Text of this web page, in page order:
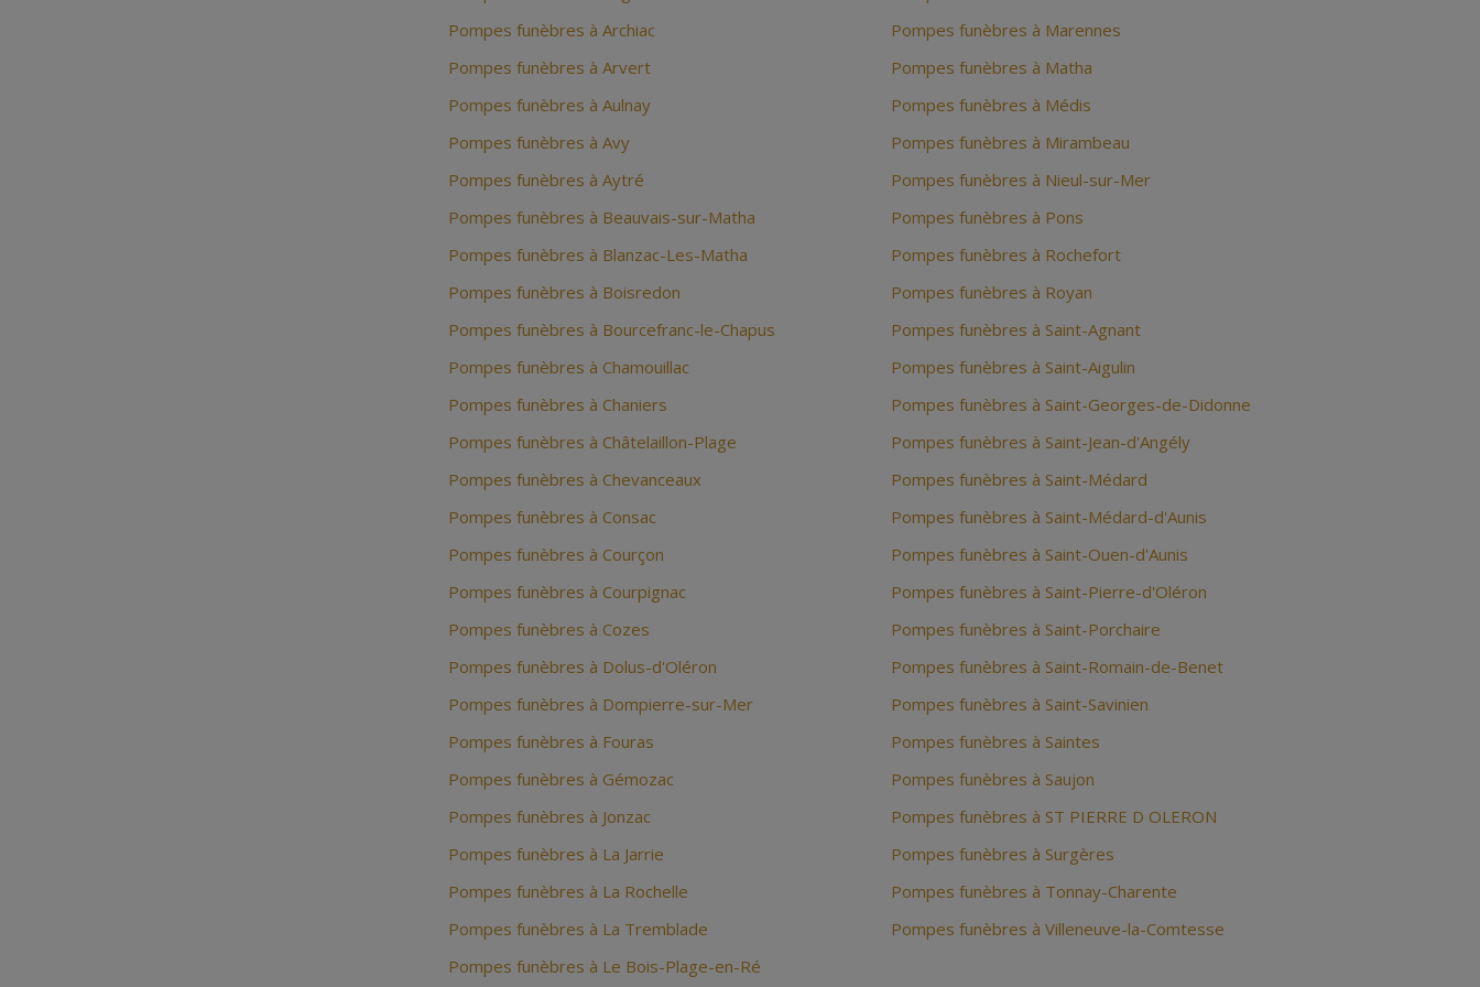
Pompes funèbres à Archiac
Pompes funèbres à Arvert
Pompes funèbres à Aulnay
Pompes funèbres à Avy
Pompes funèbres à Aytré
Pompes funèbres à Beauvais-sur-Matha
Pompes funèbres à Blanzac-Les-Matha
Pompes funèbres à Boisredon
Pompes funèbres à Bourcefranc-le-Chapus
Pompes funèbres à Chamouillac
Pompes funèbres à Chaniers
Pompes funèbres à Châtelaillon-Plage
Pompes funèbres à Chevanceaux
Pompes funèbres à Consac
Pompes funèbres à Courçon
Pompes funèbres à Courpignac
Pompes funèbres à Cozes
Pompes funèbres à Dolus-d'Oléron
Pompes funèbres à Dompierre-sur-Mer
Pompes funèbres à Fouras
Pompes funèbres à Gémozac
Pompes funèbres à Jonzac
Pompes funèbres à La Jarrie
Pompes funèbres à La Rochelle
Pompes funèbres à La Tremblade
Pompes funèbres à Le Bois-Plage-en-Ré
Pompes funèbres à Marennes
Pompes funèbres à Matha
Pompes funèbres à Médis
Pompes funèbres à Mirambeau
Pompes funèbres à Nieul-sur-Mer
Pompes funèbres à Pons
Pompes funèbres à Rochefort
Pompes funèbres à Royan
Pompes funèbres à Saint-Agnant
Pompes funèbres à Saint-Aigulin
Pompes funèbres à Saint-Georges-de-Didonne
Pompes funèbres à Saint-Jean-d'Angély
Pompes funèbres à Saint-Médard
Pompes funèbres à Saint-Médard-d'Aunis
Pompes funèbres à Saint-Ouen-d'Aunis
Pompes funèbres à Saint-Pierre-d'Oléron
Pompes funèbres à Saint-Porchaire
Pompes funèbres à Saint-Romain-de-Benet
Pompes funèbres à Saint-Savinien
Pompes funèbres à Saintes
Pompes funèbres à Saujon
Pompes funèbres à ST PIERRE D OLERON
Pompes funèbres à Surgères
Pompes funèbres à Tonnay-Charente
Pompes funèbres à Villeneuve-la-Comtesse